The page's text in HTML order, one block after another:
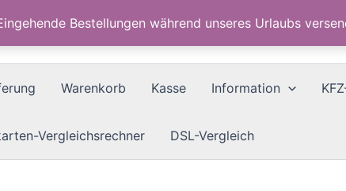
Bestellungen während unseres Urlaubs
Warenkorb Kasse Information
Vergleichsrechner DSL-Vergleich